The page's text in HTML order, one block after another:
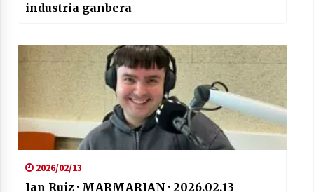
industria ganbera
2026/02/13
Ian Ruiz · MARMARIAN · 2026.02.13